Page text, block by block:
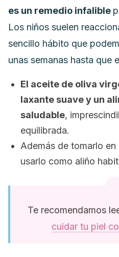
es un remedio infalible
Los niños suelen
sencillo hábito que
unas semanas hasta que
El aceite de oliva
laxante suave y un
saludable,
equilibrada.
Además de tomarlo
usarlo como aliño
Te recomendamos
cuidar tu piel